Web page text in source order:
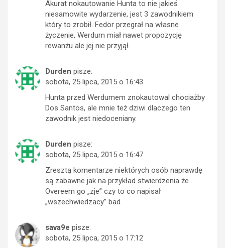
Akurat nokautowanie Hunta to nie jakieś
niesamowite wydarzenie, jest 3 zawodnikiem
który to zrobił. Fedor przegrał na własne
życzenie, Werdum miał nawet propozycję
rewanżu ale jej nie przyjął.
Durden pisze:
sobota, 25 lipca, 2015 o 16:43
Hunta przed Werdumem znokautowal chociażby
Dos Santos, ale mnie też dziwi dlaczego ten
zawodnik jest niedoceniany.
Durden pisze:
sobota, 25 lipca, 2015 o 16:47
Zresztą komentarze niektórych osób naprawdę
są zabawne jak na przykład stwierdzenia że
Overeem go „zje” czy to co napisał
„wszechwiedzacy” bad.
sava9e pisze:
sobota, 25 lipca, 2015 o 17:12